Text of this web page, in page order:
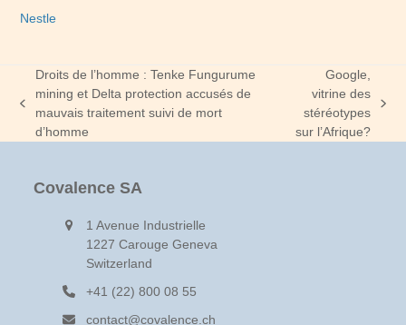
Nestle
previous
post:
Droits de l’homme : Tenke Fungurume
mining et Delta protection accusés de
mauvais traitement suivi de mort
d’homme
next
post:
Google,
vitrine des
stéréotypes
sur l’Afrique?
Covalence SA
1 Avenue Industrielle
1227 Carouge Geneva
Switzerland
+41 (22) 800 08 55
contact@covalence.ch